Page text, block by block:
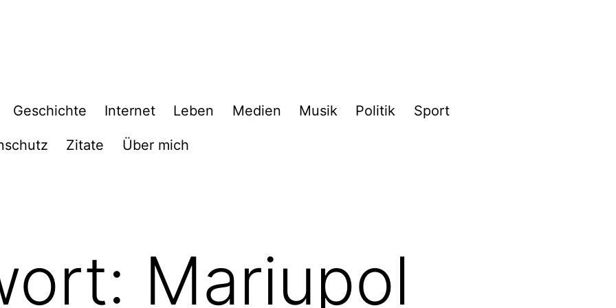
Geschichte Internet Leben Medien Musik Politik Sport
Zitate Über mich
Mariupol